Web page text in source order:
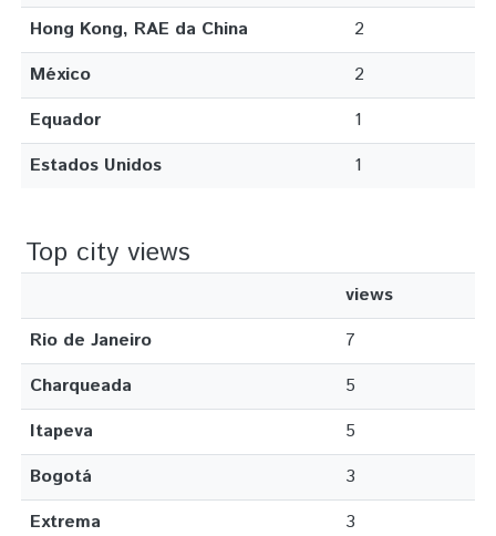
Hong Kong, RAE da China
2
México
2
Equador
1
Estados Unidos
1
Top city views
views
Rio de Janeiro
7
Charqueada
5
Itapeva
5
Bogotá
3
Extrema
3